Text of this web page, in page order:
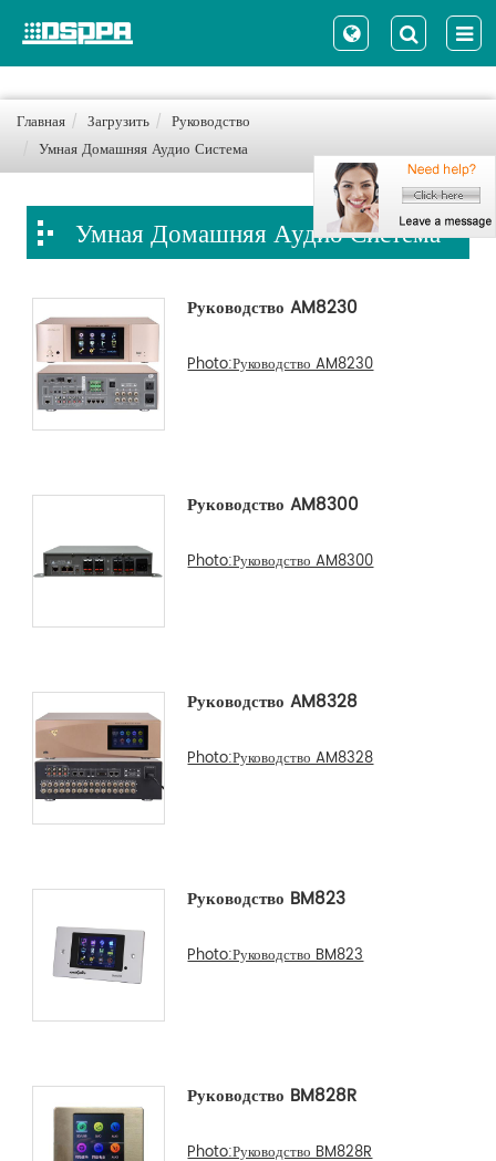
Главная Загрузить
Руководство
Умная Домашняя Аудио Система
Умная Домашняя Аудио Система
Руководство AM8230
Photo:Руководство AM8230
Руководство AM8300
Photo:Руководство AM8300
Руководство AM8328
Photo:Руководство AM8328
Руководство BM823
Photo:Руководство BM823
Руководство BM828R
Photo:Руководство BM828R